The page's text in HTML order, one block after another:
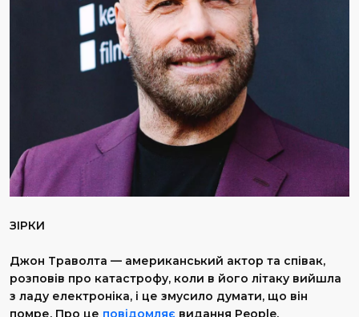
ЗІРКИ
Джон Траволта — американський актор та співак,
розповів про катастрофу, коли в його літаку вийшла
з ладу електроніка, і це змусило думати, що він
помре. Про це повідомляє видання People.